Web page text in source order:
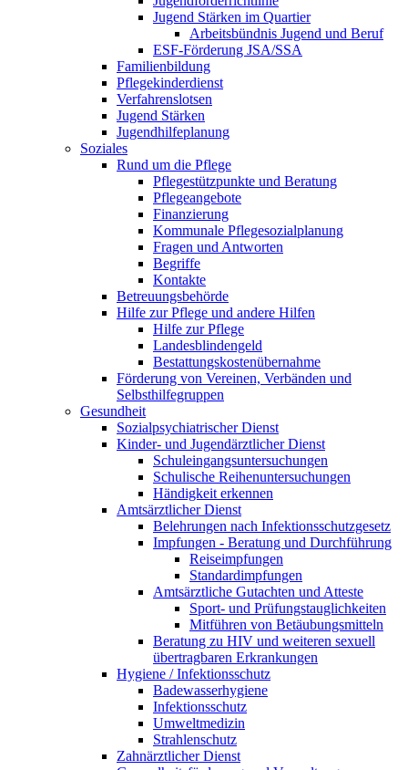
Jugend Stärken im Quartier
Arbeitsbündnis Jugend und Beruf
ESF-Förderung JSA/SSA
Familienbildung
Pflegekinderdienst
Verfahrenslotsen
Jugend Stärken
Jugendhilfeplanung
Soziales
Rund um die Pflege
Pflegestützpunkte und Beratung
Pflegeangebote
Finanzierung
Kommunale Pflegesozialplanung
Fragen und Antworten
Begriffe
Kontakte
Betreuungsbehörde
Hilfe zur Pflege und andere Hilfen
Hilfe zur Pflege
Landesblindengeld
Bestattungskosten­übernahme
Förderung von Vereinen, Verbänden und
Selbsthilfegruppen
Gesundheit
Sozialpsychiatrischer Dienst
Kinder- und Jugendärztlicher Dienst
Schuleingangsuntersuchungen
Schulische Reihenuntersuchungen
Händigkeit erkennen
Amtsärztlicher Dienst
Belehrungen nach Infektionsschutzgesetz
Impfungen - Beratung und Durchführung
Reiseimpfungen
Standardimpfungen
Amtsärztliche Gutachten und Atteste
Sport- und Prüfungstauglichkeiten
Mitführen von Betäubungsmitteln
Beratung zu HIV und weiteren sexuell
übertragbaren Erkrankungen
Hygiene / Infektionsschutz
Badewasserhygiene
Infektionsschutz
Umweltmedizin
Strahlenschutz
Zahnärztlicher Dienst